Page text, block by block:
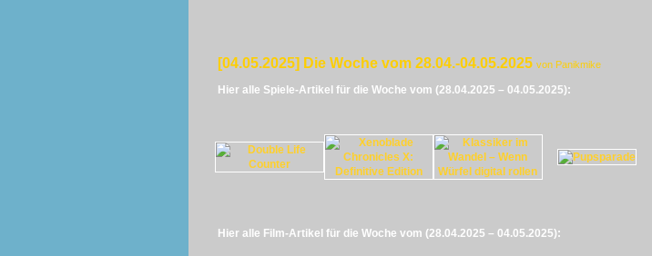
[04.05.2025] Die Woche vom 28.04.-04.05.2025 von Panikmike
Hier alle Spiele-Artikel für die Woche vom (28.04.2025 – 04.05.2025):
Hier alle Film-Artikel für die Woche vom (28.04.2025 – 04.05.2025):